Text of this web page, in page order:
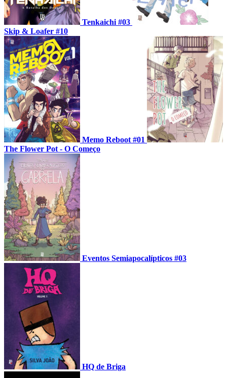
Tenkaichi #03
Skip & Loafer #10
Memo Reboot #01
The Flower Pot - O Começo
Eventos Semiapocalípticos #03
HQ de Briga